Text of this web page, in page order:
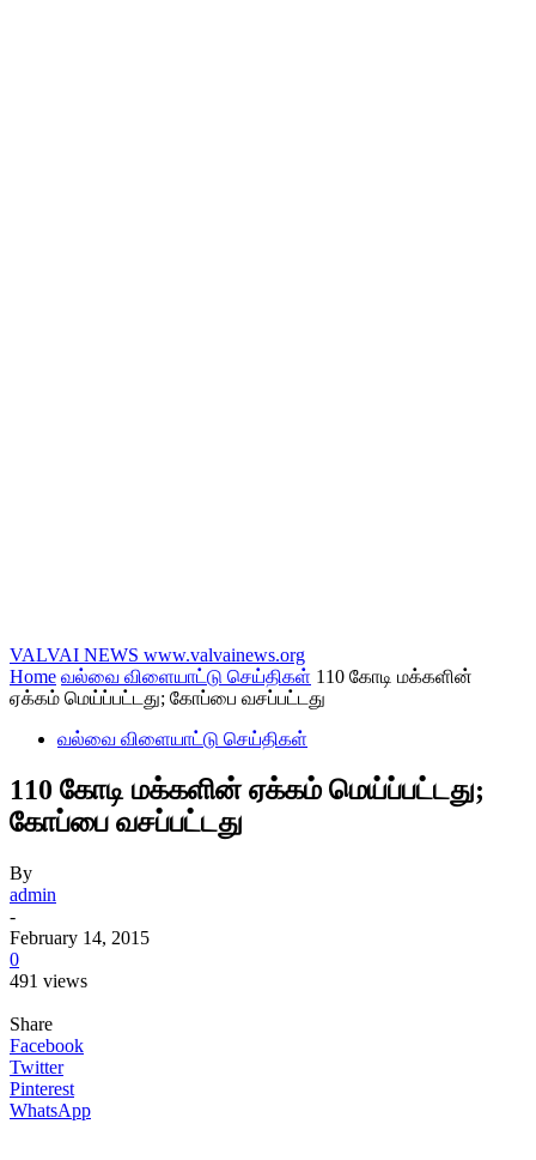
VALVAI NEWS www.valvainews.org
Home வல்வை விளையாட்டு செய்திகள் 110 கோடி மக்களின்
ஏக்கம் மெய்ப்பட்டது; கோப்பை வசப்பட்டது
வல்வை விளையாட்டு செய்திகள்
110 கோடி மக்களின் ஏக்கம் மெய்ப்பட்டது;
கோப்பை வசப்பட்டது
By
admin
-
February 14, 2015
0
491 views
Share
Facebook
Twitter
Pinterest
WhatsApp